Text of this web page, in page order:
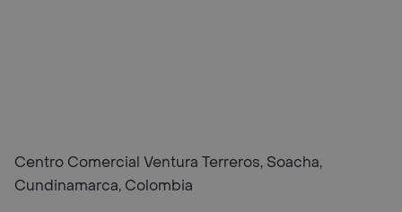
Centro Comercial Ventura Terreros, Soacha,
Cundinamarca, Colombia